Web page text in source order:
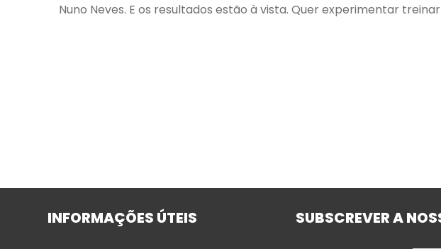
Nuno Neves. E os resultados estão à vista. Quer experimentar
INFORMAÇÕES ÚTEIS SUBSCREVER A